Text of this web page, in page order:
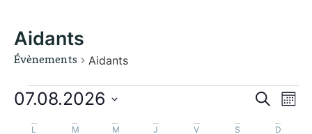
Aidants
Évènements Aidants
et
Mois
07.08.2026
uneL M M J V S D